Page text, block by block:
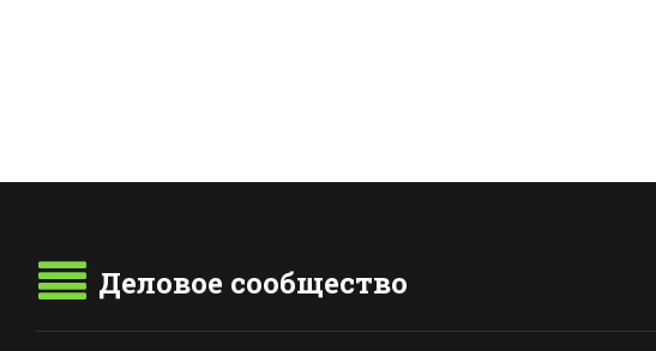
Деловое сообщество